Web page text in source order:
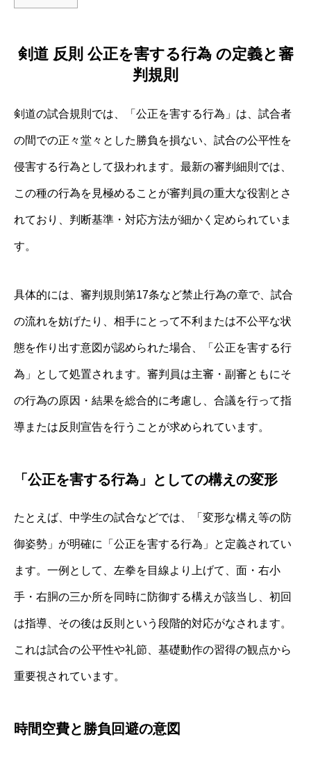
剣道 反則 公正を害する行為 の定義と審
判規則
剣道の試合規則では、「公正を害する行為」は、試合者
の間での正々堂々とした勝負を損ない、試合の公平性を
侵害する行為として扱われます。最新の審判細則では、
この種の行為を見極めることが審判員の重大な役割とさ
れており、判断基準・対応方法が細かく定められていま
す。
具体的には、審判規則第17条など禁止行為の章で、試合
の流れを妨げたり、相手にとって不利または不公平な状
態を作り出す意図が認められた場合、「公正を害する行
為」として処置されます。審判員は主審・副審ともにそ
の行為の原因・結果を総合的に考慮し、合議を行って指
導または反則宣告を行うことが求められています。
「公正を害する行為」としての構えの変形
たとえば、中学生の試合などでは、「変形な構え等の防
御姿勢」が明確に「公正を害する行為」と定義されてい
ます。一例として、左拳を目線より上げて、面・右小
手・右胴の三か所を同時に防御する構えが該当し、初回
は指導、その後は反則という段階的対応がなされます。
これは試合の公平性や礼節、基礎動作の習得の観点から
重要視されています。
時間空費と勝負回避の意図